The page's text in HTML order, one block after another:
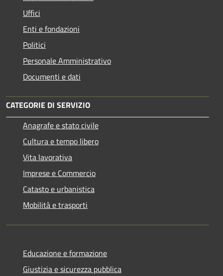
Uffici
Enti e fondazioni
Politici
Personale Amministrativo
Documenti e dati
CATEGORIE DI SERVIZIO
Anagrafe e stato civile
Cultura e tempo libero
Vita lavorativa
Imprese e Commercio
Catasto e urbanistica
Mobilità e trasporti
Educazione e formazione
Giustizia e sicurezza pubblica